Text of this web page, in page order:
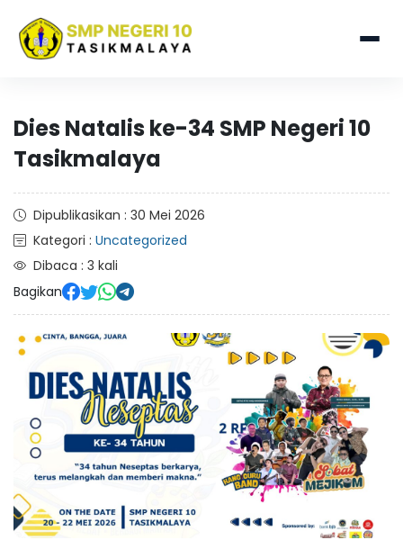
Dies Natalis ke-34 SMP Negeri 10
Tasikmalaya
Dipublikasikan : 30 Mei 2026
Kategori : Uncategorized
Dibaca : 3 kali
Bagikan